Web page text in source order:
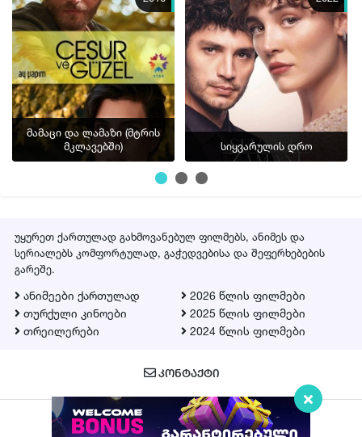
სერია 27
სერია 28
სერია 29
სერია 30
სერია 31
სერია 33
სერია 36
სერია 39
სერია 42
მამაცი და ლამაზი (მტრის
მკლავებში)
სიყვარულის დრო
უყურეთ ქართულად გახმოვანებულ ფილმებს, ანიმეს და
სერიალებს კომფორტულად, გაჭედვებისა და შეფერხებების
გარეშე.
ანიმეები ქართულად
თურქული კინოები
თრეილერები
2026 წლის ფილმები
2025 წლის ფილმები
2024 წლის ფილმები
ᲙᲝᲜᲢᲐᲥᲢᲘ